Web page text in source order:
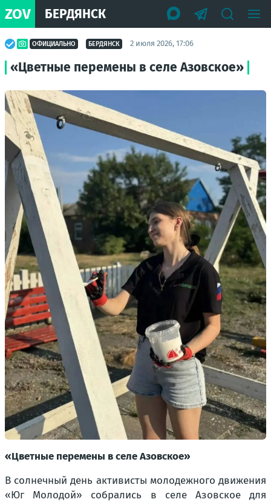
ZOV БЕРДЯНСК
ОФИЦИАЛЬНО БЕРДЯНСК 2 июля 2026, 17:06
«Цветные перемены в селе Азовское»
«Цветные перемены в селе Азовское»
В солнечный день активисты молодежного движения
«Юг Молодой» собрались в селе Азовское для